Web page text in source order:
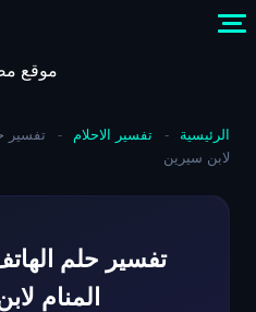
موقع
الرئيسية - تفسير الاحلام -
تفسير
لابن سيرين
تفسير حلم
المنام